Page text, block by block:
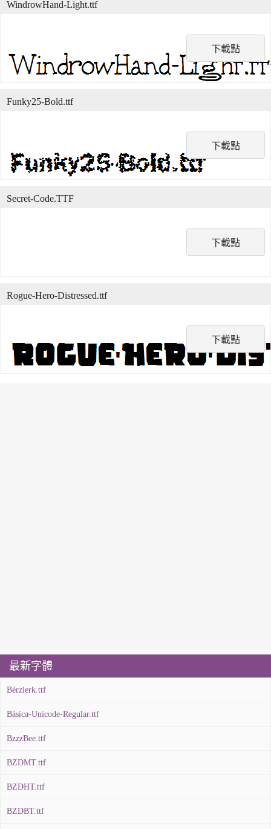
下載點
WindrowHand-Light.ttf
下載點
Funky25-Bold.ttf
下載點
Secret-Code.TTF
下載點
Rogue-Hero-Distressed.ttf
最新字體
Bérzierk.ttf
Básica-Unicode-Regular.ttf
BzzzBee.ttf
BZDMT.ttf
BZDHT.ttf
BZDBT.ttf